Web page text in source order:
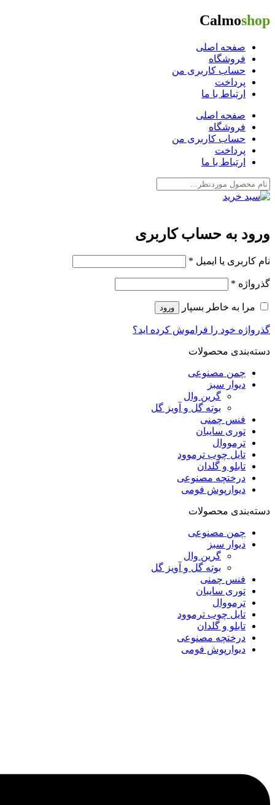
Calmoshop
صفحه اصلی
فروشگاه
حساب کاربری من
پرداخت
ارتباط با ما
صفحه اصلی
فروشگاه
حساب کاربری من
پرداخت
ارتباط با ما
ورود به حساب کاربری
نام کاربری یا ایمیل *
گذرواژه *
مرا به خاطر بسپار ورود
گذرواژه خود را فراموش کرده اید؟
دسته‌بندی محصولات
چمن مصنوعی
دیوار سبز
گرین وال
بوته گل و آویز گل
فنس چمنی
توری سایبان
ترمووال
تایل چوب ترموود
تابلو و گلدان
درختچه مصنوعی
دیوارپوش فومی
دسته‌بندی محصولات
چمن مصنوعی
دیوار سبز
گرین وال
بوته گل و آویز گل
فنس چمنی
توری سایبان
ترمووال
تایل چوب ترموود
تابلو و گلدان
درختچه مصنوعی
دیوارپوش فومی